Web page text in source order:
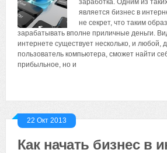
заработка. Одним из
является бизнес в
не секрет, что таким
зарабатывать вполне приличные деньги.
интернете существует несколько, и
пользователь компьютера, сможет найти
прибыльное, но и
22 Окт 2013
Как начать бизнес в